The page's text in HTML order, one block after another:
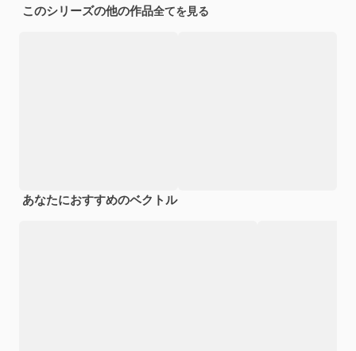
このシリーズの他の作品全てを見る
あなたにおすすめのベクトル